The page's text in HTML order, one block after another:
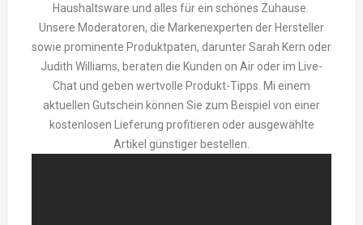
Haushaltsware und alles für ein schönes Zuhause.
Unsere Moderatoren, die Markenexperten der Hersteller
sowie prominente Produktpaten, darunter Sarah Kern oder
Judith Williams, beraten die Kunden on Air oder im Live-
Chat und geben wertvolle Produkt-Tipps. Mi einem
aktuellen Gutschein können Sie zum Beispiel von einer
kostenlosen Lieferung profitieren oder ausgewählte
Artikel günstiger bestellen.